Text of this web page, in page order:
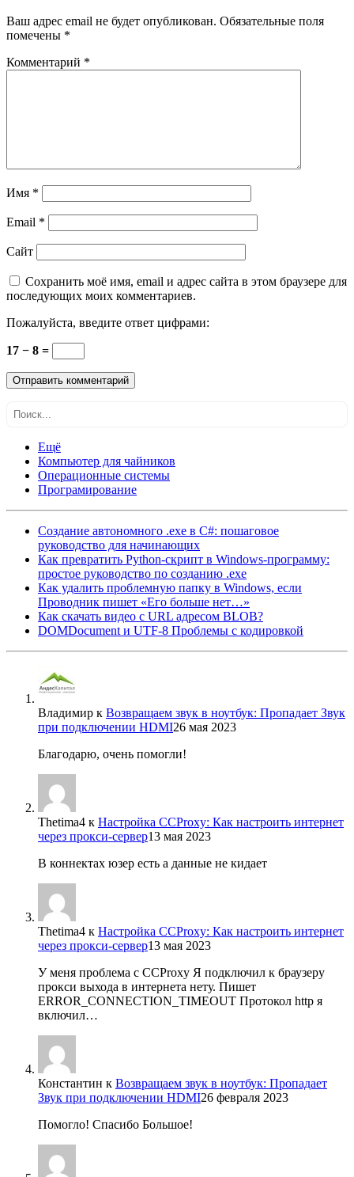
Ваш адрес email не будет опубликован. Обязательные поля
помечены *
Комментарий *
Имя *
Email *
Сайт
Сохранить моё имя, email и адрес сайта в этом браузере для
последующих моих комментариев.
Пожалуйста, введите ответ цифрами:
17 − 8 =
Ещё
Компьютер для чайников
Операционные системы
Програмирование
Создание автономного .exe в C#: пошаговое
руководство для начинающих
Как превратить Python-скрипт в Windows-программу:
простое руководство по созданию .exe
Как удалить проблемную папку в Windows, если
Проводник пишет «Его больше нет…»
Как скачать видео с URL адресом BLOB?
DOMDocument и UTF-8 Проблемы с кодировкой
Владимир к Возвращаем звук в ноутбук: Пропадает Звук
при подключении HDMI26 мая 2023
Благодарю, очень помогли!
Thetima4 к Настройка CCProxy: Как настроить интернет
через прокси-сервер13 мая 2023
В коннектах юзер есть а данные не кидает
Thetima4 к Настройка CCProxy: Как настроить интернет
через прокси-сервер13 мая 2023
У меня проблема с CCProxy Я подключил к браузеру
прокси выхода в интернета нету. Пишет
ERROR_CONNECTION_TIMEOUT Протокол http я
включил…
Константин к Возвращаем звук в ноутбук: Пропадает
Звук при подключении HDMI26 февраля 2023
Помогло! Спасибо Большое!